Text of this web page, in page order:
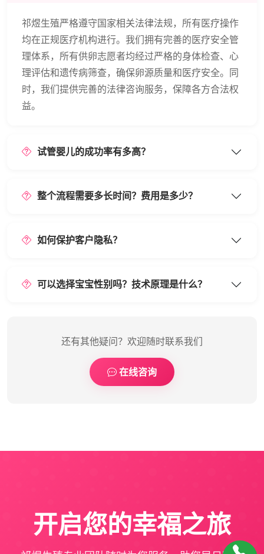
祁煜生殖严格遵守国家相关法律法规，所有医疗操作
均在正规医疗机构进行。我们拥有完善的医疗安全管
理体系，所有供卵志愿者均经过严格的身体检查、心
理评估和遗传病筛查，确保卵源质量和医疗安全。同
时，我们提供完善的法律咨询服务，保障各方合法权
益。
试管婴儿的成功率有多高？
整个流程需要多长时间？费用是多少？
如何保护客户隐私？
可以选择宝宝性别吗？技术原理是什么？
还有其他疑问？欢迎随时联系我们
在线咨询
开启您的幸福之旅